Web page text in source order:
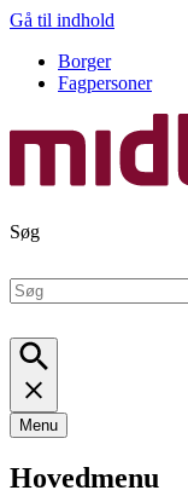
Gå til indhold
Borger
Fagpersoner
Søg
Menu
Hovedmenu